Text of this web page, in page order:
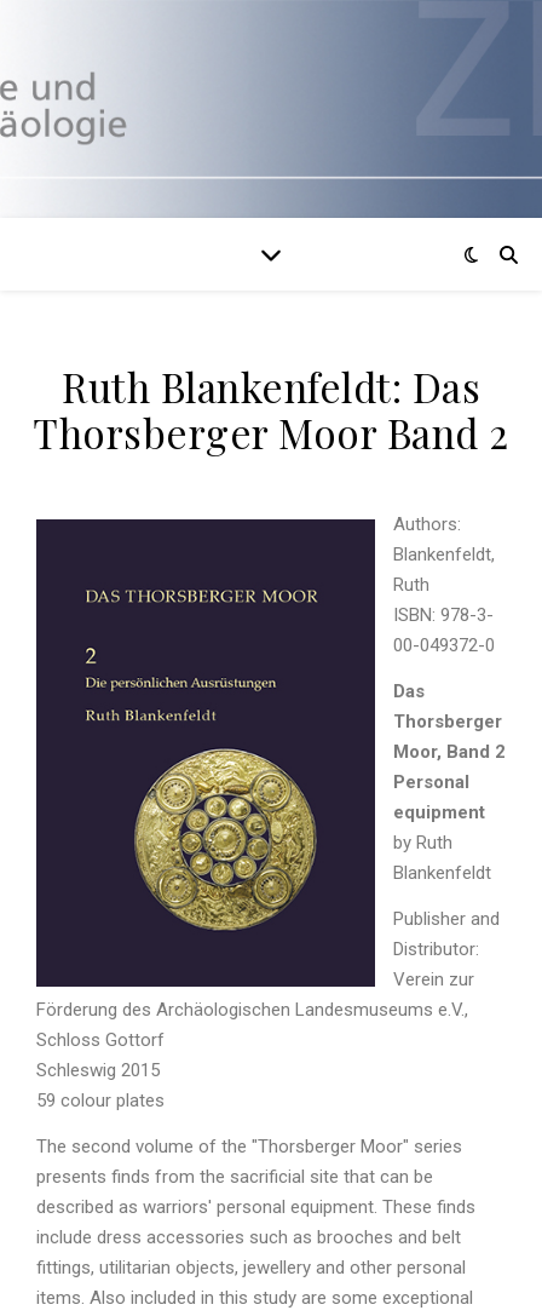
Ruth Blankenfeldt: Das
Thorsberger Moor Band 2
Authors:
Blankenfeldt,
Ruth
ISBN: 978-3-
00-049372-0
Das
Thorsberger
Moor, Band 2
Personal
equipment
by Ruth
Blankenfeldt
Publisher and
Distributor:
Verein zur
Förderung des Archäologischen Landesmuseums e.V.,
Schloss Gottorf
Schleswig 2015
59 colour plates
The second volume of the "Thorsberger Moor" series
presents finds from the sacrificial site that can be
described as warriors' personal equipment. These finds
include dress accessories such as brooches and belt
fittings, utilitarian objects, jewellery and other personal
items. Also included in this study are some exceptional